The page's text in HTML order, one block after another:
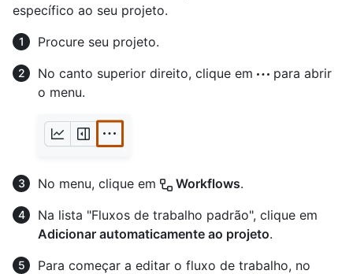
específico ao seu projeto.
Procure seu projeto.
No canto superior direito, clique em
para abrir
o menu.
No menu, clique em Workflows.
Na lista "Fluxos de trabalho padrão", clique em
Adicionar automaticamente ao projeto.
Para começar a editar o fluxo de trabalho, no